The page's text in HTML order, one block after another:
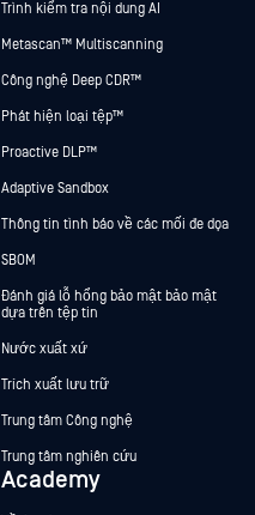
Trình kiểm tra nội dung AI
Metascan™ Multiscanning
Công nghệ Deep CDR™
Phát hiện loại tệp™
Proactive DLP™
Adaptive Sandbox
Thông tin tình báo về các mối đe dọa
SBOM
Đánh giá lỗ hổng bảo mật bảo mật
dựa trên tệp tin
Nước xuất xứ
Trích xuất lưu trữ
Trung tâm Công nghệ
Trung tâm nghiên cứu
Academy